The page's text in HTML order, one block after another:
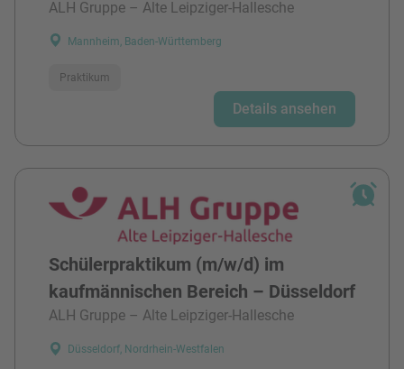
ALH Gruppe – Alte Leipziger-Hallesche
Mannheim, Baden-Württemberg
Praktikum
Details ansehen
Schülerpraktikum (m/w/d) im
kaufmännischen Bereich – Düsseldorf
ALH Gruppe – Alte Leipziger-Hallesche
Düsseldorf, Nordrhein-Westfalen